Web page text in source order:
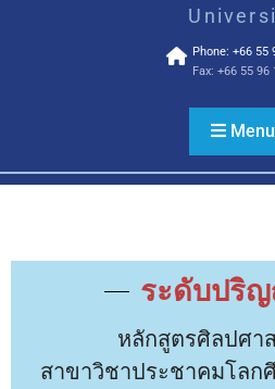
SAFE •
มหาวิทยาลัยนเ
หลาย ไม่เลือก
ใช้ความรุนแรง
Phone: +66 55
Fax: +66 55 96
Menu
ระดับปริ
หลักสูตรศิลปศ
สาขาวิชาประชาคมโลก